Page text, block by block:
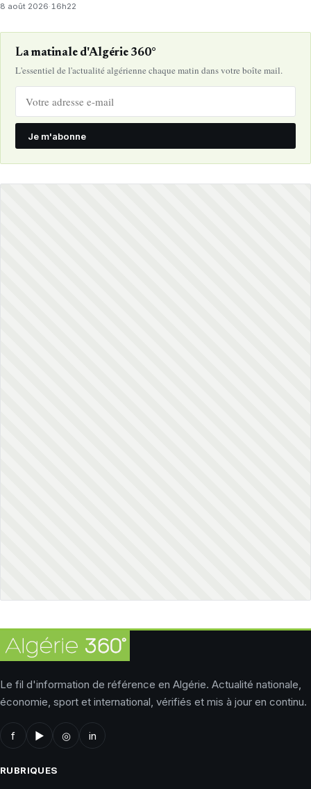
8 août 2026· 16h22
La matinale d'Algérie 360°
L'essentiel de l'actualité algérienne chaque matin dans votre boîte mail.
Je m'abonne
Le fil d'information de référence en Algérie. Actualité nationale,
économie, sport et international, vérifiés et mis à jour en continu.
f ▶ ◎ in
RUBRIQUES